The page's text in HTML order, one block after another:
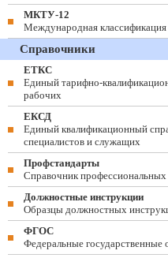
МКТУ-12
Международная классификация
Справочники
ЕТКС
Единый тарифно-
рабочих
ЕКСД
Единый квалификационный
специалистов и служащих
Профстандарты
Справочник профессиональных
Должностные инструкции
Образцы должностных
ФГОС
Федеральные государственные